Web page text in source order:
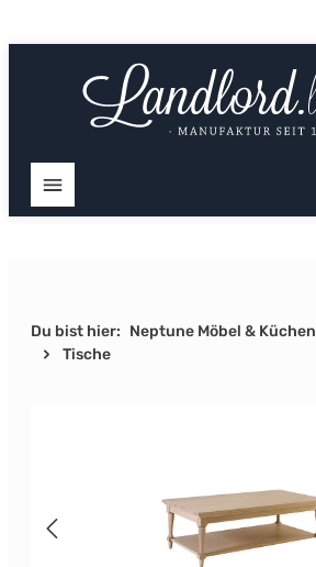
Du bist hier: Neptune Möbel & Küchen
Tische